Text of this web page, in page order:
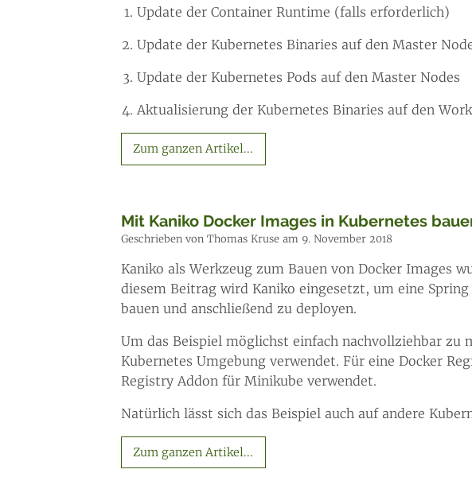
Update der Container Runtime (falls erforderlich)
Update der Kubernetes Binaries auf den Master
Update der Kubernetes Pods auf den Master Nodes
Aktualisierung der Kubernetes Binaries auf den
Zum ganzen Artikel...
Mit Kaniko Docker Images in Kubernetes
Geschrieben von Thomas Kruse am 9. November 2018
Kaniko als Werkzeug zum Bauen von Docker Images
diesem Beitrag wird Kaniko eingesetzt, um eine
bauen und anschließend zu deployen.
Um das Beispiel möglichst einfach nachvollziehbar zu
Kubernetes Umgebung verwendet. Für eine Docker
Registry Addon für Minikube verwendet.
Natürlich lässt sich das Beispiel auch auf andere
Zum ganzen Artikel...